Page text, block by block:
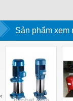
Sản phẩm xem
‹